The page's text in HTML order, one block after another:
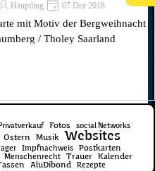
Häuptling 07 Dez 2018
mit Motiv der Bergweihnacht
/ Tholey Saarland
Privatverkauf Fotos social Networks
Ostern Musik Websites
Impfnachweis
Postkarten
Menschenrecht Trauer
Kalender
AluDibond Rezepte